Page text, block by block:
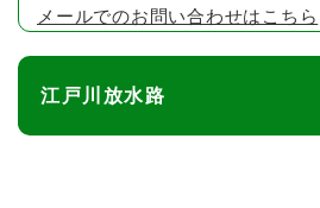
メールでのお問い合わせはこちら
江戸川放水路